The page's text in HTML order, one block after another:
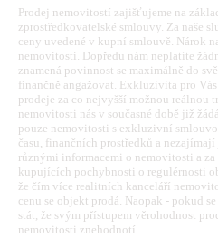
Prodej nemovitostí zajišťujeme na
zprostředkovatelské smlouvy. Za naše
ceny uvedené v kupní smlouvě. Nárok
nemovitosti. Dopředu nám neplatíte
znamená povinnost se maximálně do
finančně angažovat. Exkluzivita pro
prodeje za co nejvyšší možnou reálnou
nemovitosti nás v současné době již
pouze nemovitosti s exkluzivní
času, finančních prostředků a
různými informacemi o nemovitosti a za
kupujících pochybnosti o regulérnosti
že čím více realitních kanceláří
cenu se objekt prodá. Naopak - pokud
stát, že svým přístupem věrohodnost
nemovitosti znehodnotí.